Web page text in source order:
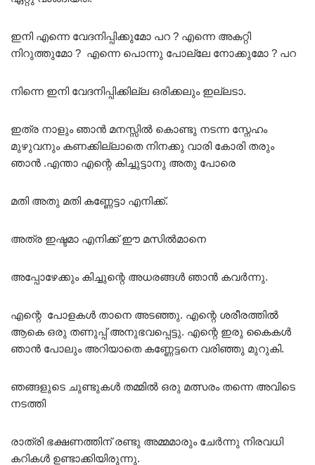
ഇനി എന്നെ വേദനിപ്പിക്കുമോ പറ ? എന്നെ അകറ്റി
നിറുത്തുമോ ? എന്നെ പൊന്നു പോല്ലേ നോക്കുമോ ? പറ
നിന്നെ ഇനി വേദനിപ്പിക്കില്ല ഒരിക്കലും ഇല്ലടാ.
ഇത്ര നാളും ഞാൻ മനസ്സിൽ കൊണ്ടു നടന്ന സ്നേഹം
മുഴുവനും കണക്കില്ലാതെ നിനക്കു വാരി കോരി തരും
ഞാൻ .എന്താ എന്റെ കിച്ചുട്ടാനു അതു പോരെ
മതി അതു മതി കണ്ണേട്ടാ എനിക്ക്.
അത്ര ഇഷ്ടമാ എനിക്ക്‌ ഈ മസിൽമാനെ
അപ്പോഴേക്കും കിച്ചുന്റെ അധരങ്ങൾ ഞാൻ കവർന്നു.
എന്റെ പോളകൾ താനെ അടഞ്ഞു. എന്റെ ശരീരത്തിൽ
ആകെ ഒരു തണുപ്പ്‌ അനുഭവപ്പെട്ടു. എന്റെ ഇരു കൈകൾ
ഞാൻ പോലും അറിയാതെ കണ്ണേട്ടനെ വരിഞ്ഞു മുറുകി.
ഞങ്ങളുടെ ചുണ്ടുകൾ തമ്മിൽ ഒരു മത്സരം തന്നെ അവിടെ
നടത്തി
രാത്രി ഭക്ഷണത്തിന് രണ്ടു അമ്മമാരും ചേർന്നു നിരവധി
കറികൾ ഉണ്ടാക്കിയിരുന്നു.